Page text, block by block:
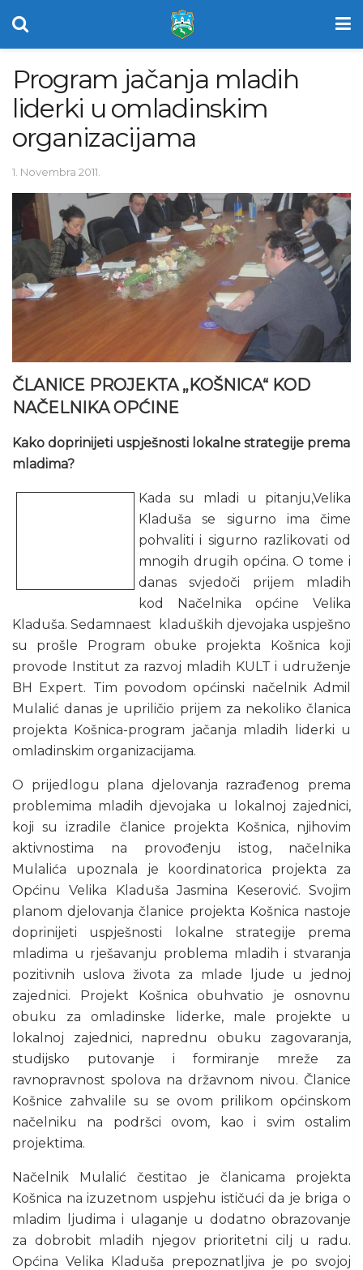
Program jačanja mladih
liderki u omladinskim
organizacijama
1. Novembra 2011.
ČLANICE PROJEKTA „KOŠNICA“ KOD
NAČELNIKA OPĆINE
Kako doprinijeti uspješnosti lokalne strategije prema
mladima?
Kada su mladi u pitanju,Velika
Kladuša se sigurno ima čime
pohvaliti i sigurno razlikovati od
mnogih drugih općina. O tome i
danas svjedoči prijem mladih
kod Načelnika općine Velika
Kladuša. Sedamnaest kladuških djevojaka uspješno
su prošle Program obuke projekta Košnica koji
provode Institut za razvoj mladih KULT i udruženje
BH Expert. Tim povodom općinski načelnik Admil
Mulalić danas je upriličio prijem za nekoliko članica
projekta Košnica-program jačanja mladih liderki u
omladinskim organizacijama.
O prijedlogu plana djelovanja razrađenog prema
problemima mladih djevojaka u lokalnoj zajednici,
koji su izradile članice projekta Košnica, njihovim
aktivnostima na provođenju istog, načelnika
Mulalića upoznala je koordinatorica projekta za
Općinu Velika Kladuša Jasmina Keserović. Svojim
planom djelovanja članice projekta Košnica nastoje
doprinijeti uspješnosti lokalne strategije prema
mladima u rješavanju problema mladih i stvaranja
pozitivnih uslova života za mlade ljude u jednoj
zajednici. Projekt Košnica obuhvatio je osnovnu
obuku za omladinske liderke, male projekte u
lokalnoj zajednici, naprednu obuku zagovaranja,
studijsko putovanje i formiranje mreže za
ravnopravnost spolova na državnom nivou. Članice
Košnice zahvalile su se ovom prilikom općinskom
načelniku na podršci ovom, kao i svim ostalim
projektima.
Načelnik Mulalić čestitao je članicama projekta
Košnica na izuzetnom uspjehu ističući da je briga o
mladim ljudima i ulaganje u dodatno obrazovanje
za dobrobit mladih njegov prioritetni cilj u radu.
Općina Velika Kladuša prepoznatljiva je po svojoj